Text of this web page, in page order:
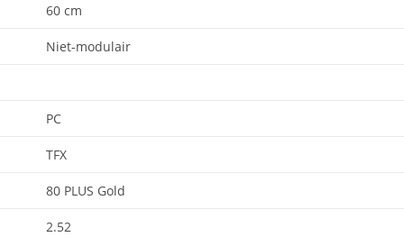
60 cm
Niet-modulair
PC
TFX
80 PLUS Gold
2.52